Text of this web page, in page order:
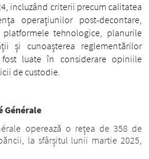
incluzând criterii precum calitatea
operațiunilor post-decontare,
tehnologice, planurile
și cunoașterea reglementărilor
luate în considerare opiniile
de custodie.
Générale
operează o rețea de 358 de
la sfârșitul lunii martie 2025,